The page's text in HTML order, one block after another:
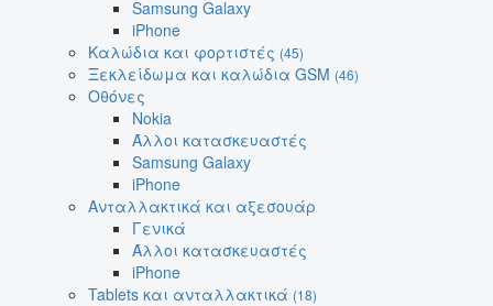
Samsung Galaxy
iPhone
Καλώδια και φορτιστές (45)
Ξεκλείδωμα και καλώδια GSM (46)
Οθόνες
Nokia
Άλλοι κατασκευαστές
Samsung Galaxy
iPhone
Ανταλλακτικά και αξεσουάρ
Γενικά
Άλλοι κατασκευαστές
iPhone
Tablets και ανταλλακτικά (18)